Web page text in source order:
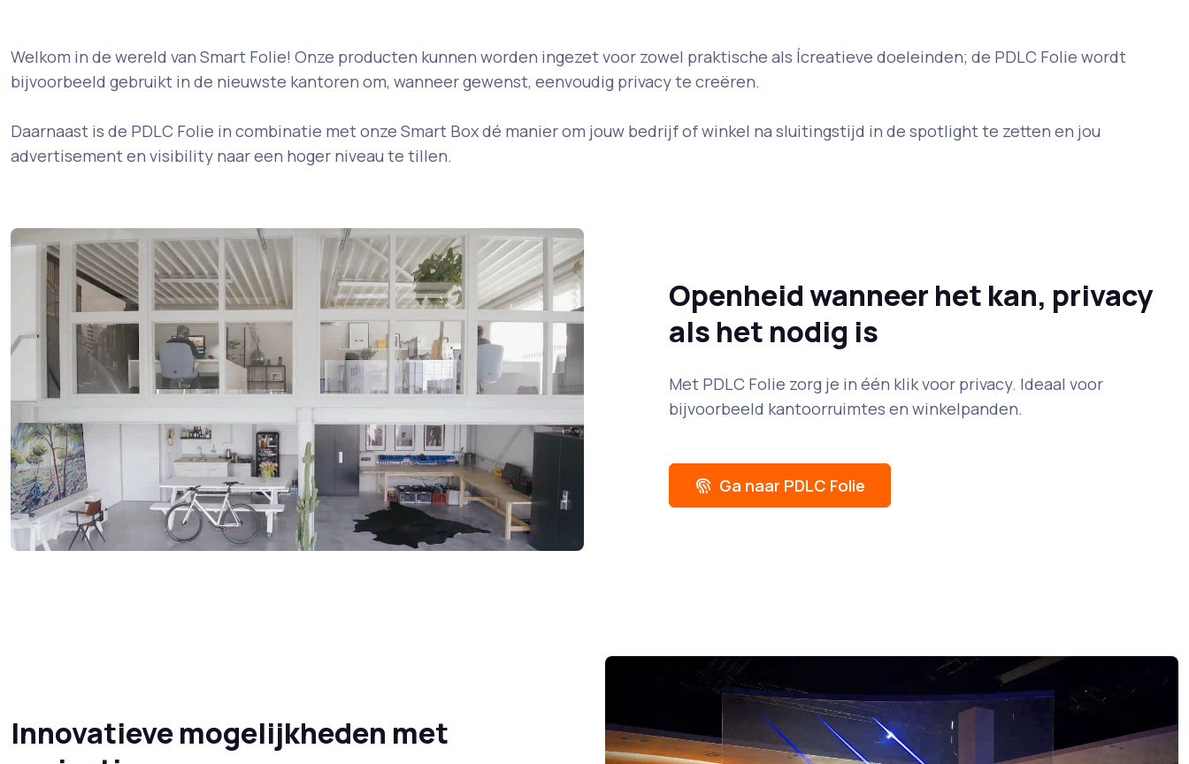
Welkom in de wereld van Smart Folie! Onze producten kunnen worden ingezet voor zowel praktische als Ícreatieve doeleinden; de PDLC Folie wordt
bijvoorbeeld gebruikt in de nieuwste kantoren om, wanneer gewenst, eenvoudig privacy te creëren.
Daarnaast is de PDLC Folie in combinatie met onze Smart Box dé manier om jouw bedrijf of winkel na sluitingstijd in de spotlight te zetten en jou
advertisement en visibility naar een hoger niveau te tillen.
Openheid wanneer het kan, privacy
als het nodig is
Met PDLC Folie zorg je in één klik voor privacy. Ideaal voor
bijvoorbeeld kantoorruimtes en winkelpanden.
Ga naar PDLC Folie
Innovatieve mogelijkheden met